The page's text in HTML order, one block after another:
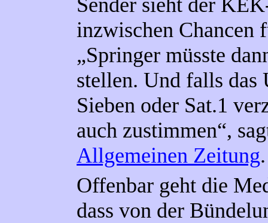
Sender sieht der
inzwischen Chancen
„Springer müsste
stellen. Und falls das
Sieben oder Sat.1
auch zustimmen“,
Allgemeinen Zeitung.
Offenbar geht die
dass von der